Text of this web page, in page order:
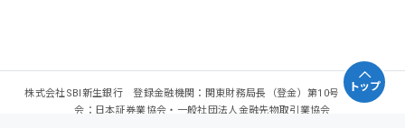
株式会社SBI新生銀行 登録金融機関：関東財務局長（登金）第10号 加入協
会：日本証券業協会・一般社団法人金融先物取引業協会
トップ